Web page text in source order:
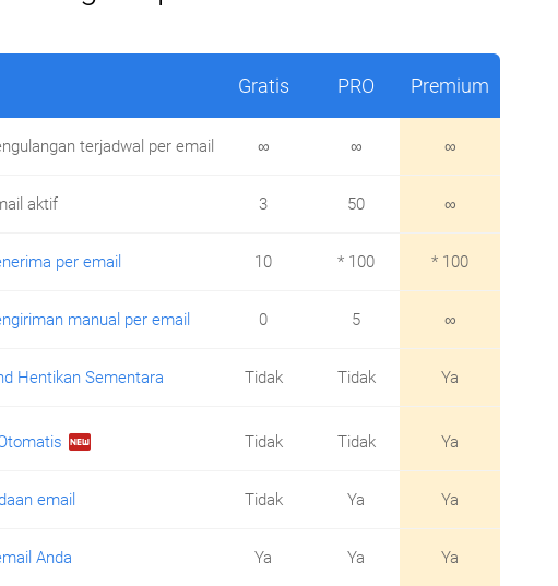
Gratis PRO Premium
terjadwal per email ∞ ∞ ∞
aktif 3 50 ∞
per email 10 * 100 * 100
manual per email 0 5 ∞
Hentikan Sementara Tidak Tidak Ya
fiber_new Tidak Tidak Ya
email Tidak Ya Ya
Anda Ya Ya Ya